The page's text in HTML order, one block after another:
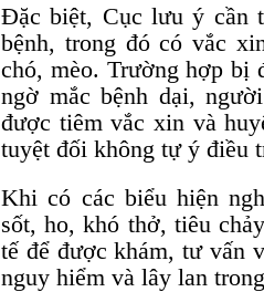
Đặc biệt, Cục lưu ý cần
bệnh, trong đó có vắc
chó, mèo. Trường hợp bị
ngờ mắc bệnh dại,
được tiêm vắc xin và
tuyệt đối không tự ý điều
Khi có các biểu hiện
sốt, ho, khó thở, tiêu
tế để được khám, tư vấn
nguy hiểm và lây lan